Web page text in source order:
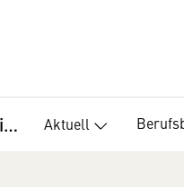
Finanzdienstleister, Fachverband Aktuell